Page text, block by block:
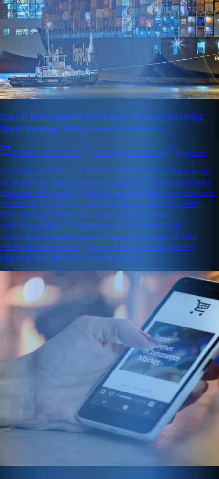
Dijital Dönüşümle Eticarette İhracat Başarısı:
Etkili Strateji Geliştirme Yöntemleri
26 Mart 2025 23:30 info@enabase.com
0 yorum
Dijital dönüşümün eticarette ihracata katkılarını keşfedin
ve işletmenizi global pazarlarda başarılı kılacak stratejiler
geliştirin. Bu yazıda, dijital araçlar ve yenilikçi teknolojilerle
ihracat süreçlerinizi optimize etmenin yollarını öğrenin.
Etkin SEO yöntemleri ile müşteri kitlenizi nasıl
genişleteceğiniz, dijital pazarlama stratejilerinizle
uluslararası rekabeti nasıl kazanacağınız konularında
rehberlik eden bu blog, eticarette ihracat başarısının
kapılarını aralamanıza yardımcı olacak.